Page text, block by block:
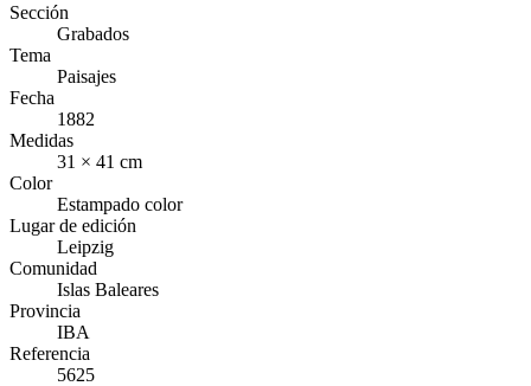
Sección
Grabados
Tema
Paisajes
Fecha
1882
Medidas
31 × 41 cm
Color
Estampado color
Lugar de edición
Leipzig
Comunidad
Islas Baleares
Provincia
IBA
Referencia
5625